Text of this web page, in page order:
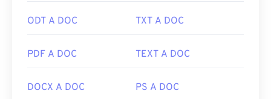
ODT A DOC TXT A DOC
PDF A DOC TEXT A DOC
DOCX A DOC PS A DOC